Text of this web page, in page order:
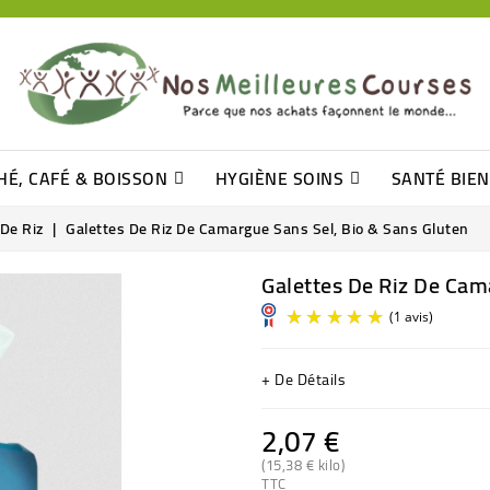
CAFÉ & BOISSON HYGIÈNE SOINS SANTÉ
Riz
Galettes De Riz De Camargue Sans Sel, Bio & Sans Gluten
Galettes De Riz De
+ De Détails
2,07 €
(15,38 € kilo)
TTC